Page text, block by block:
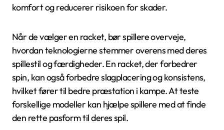
komfort og reducerer risikoen for skader.
Når de vælger en racket, bør spillere overveje,
hvordan teknologierne stemmer overens med deres
spillestil og færdigheder. En racket, der forbedrer
spin, kan også forbedre slagplacering og konsistens,
hvilket fører til bedre præstation i kampe. At teste
forskellige modeller kan hjælpe spillere med at finde
den rette pasform til deres spil.